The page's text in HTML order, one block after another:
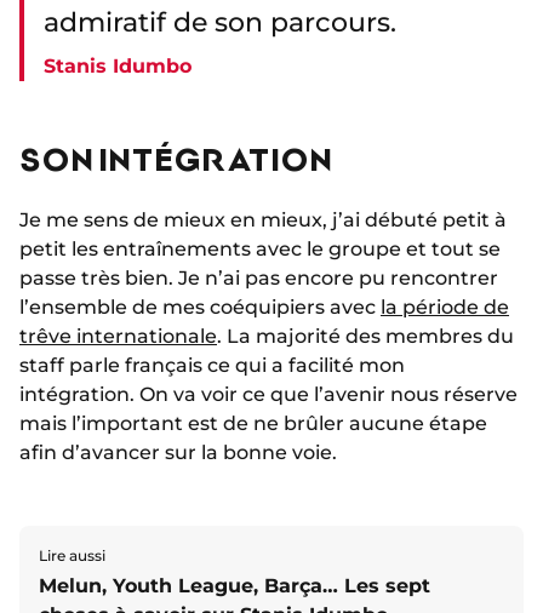
admiratif de son parcours.
Stanis Idumbo
SON INTÉGRATION
Je me sens de mieux en mieux, j’ai débuté petit à
petit les entraînements avec le groupe et tout se
passe très bien. Je n’ai pas encore pu rencontrer
l’ensemble de mes coéquipiers avec la période de
trêve internationale. La majorité des membres du
staff parle français ce qui a facilité mon
intégration. On va voir ce que l’avenir nous réserve
mais l’important est de ne brûler aucune étape
afin d’avancer sur la bonne voie.
Lire aussi
Melun, Youth League, Barça… Les sept